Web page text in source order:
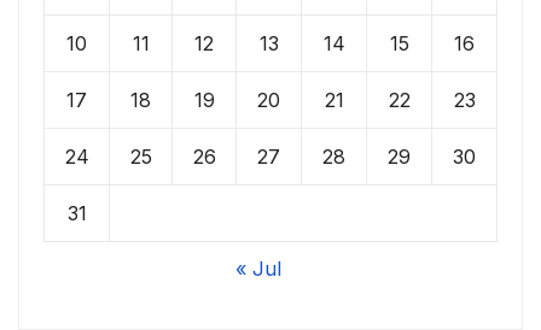
10 11 12 13 14 15 16
17 18 19 20 21 22 23
24 25 26 27 28 29 30
31
« Jul